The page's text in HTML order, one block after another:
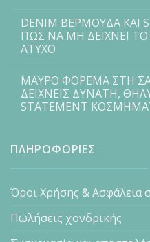
DENIM ΒΕΡΜΟΥΔΑ ΚΑΙ
ΠΩΣ ΝΑ ΜΗ ΔΕΙΧΝΕΙ ΤΟ
ΑΤΥΧΟ
ΜΑΥΡΟ ΦΟΡΕΜΑ ΣΤΗ
ΔΕΙΧΝΕΙΣ ΔΥΝΑΤΗ,
STATEMENT
ΠΛΗΡΟΦΟΡΙΕΣ
Όροι Χρήσης & Ασφάλεια
Πωλήσεις χονδρικής